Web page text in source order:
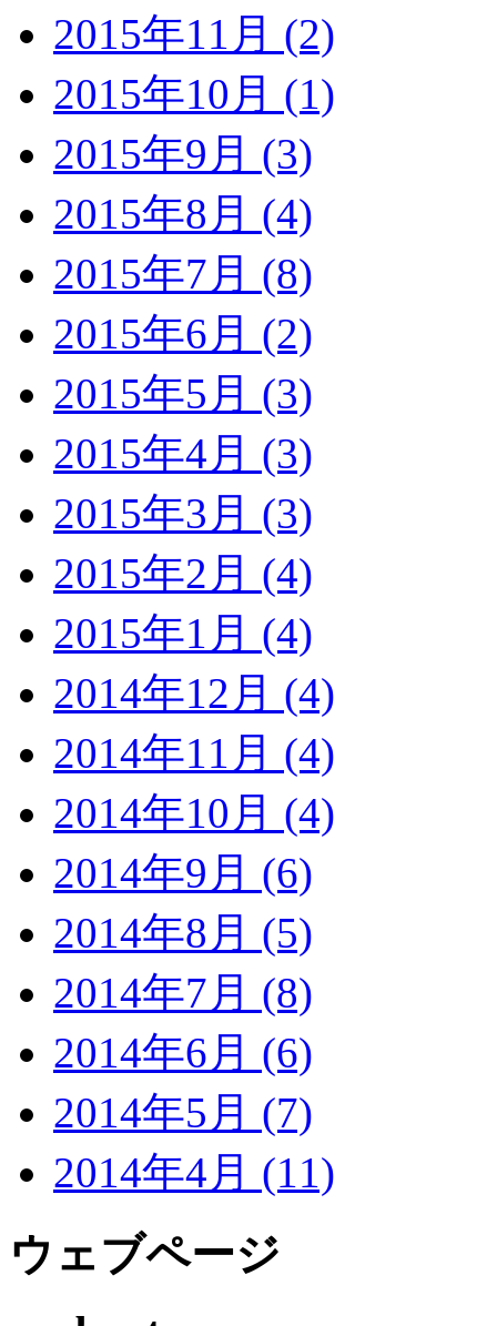
2015年11月 (2)
2015年10月 (1)
2015年9月 (3)
2015年8月 (4)
2015年7月 (8)
2015年6月 (2)
2015年5月 (3)
2015年4月 (3)
2015年3月 (3)
2015年2月 (4)
2015年1月 (4)
2014年12月 (4)
2014年11月 (4)
2014年10月 (4)
2014年9月 (6)
2014年8月 (5)
2014年7月 (8)
2014年6月 (6)
2014年5月 (7)
2014年4月 (11)
ウェブページ